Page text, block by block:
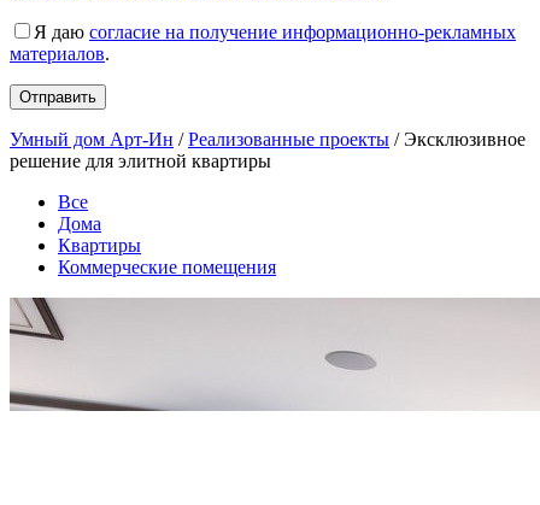
Я даю согласие на получение информационно-рекламных
материалов.
Умный дом Арт-Ин /Реализованные проекты /Эксклюзивное
решение для элитной квартиры
Все
Дома
Квартиры
Коммерческие помещения